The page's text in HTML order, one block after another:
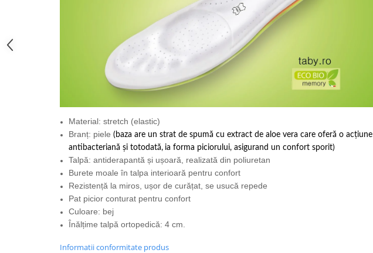
Material: stretch (elastic)
Branț: piele (baza are un strat de spumă cu extract de aloe vera care oferă o acțiune
antibacteriană și totodată, ia forma piciorului, asigurand un confort sporit)
Talpă: antiderapantă și ușoară, realizată din poliuretan
Burete moale în talpa interioară pentru confort
Rezistență la miros, ușor de curățat, se usucă repede
Pat picior conturat pentru confort
Culoare: bej
Înălțime talpă ortopedică: 4 cm.
Informatii conformitate produs